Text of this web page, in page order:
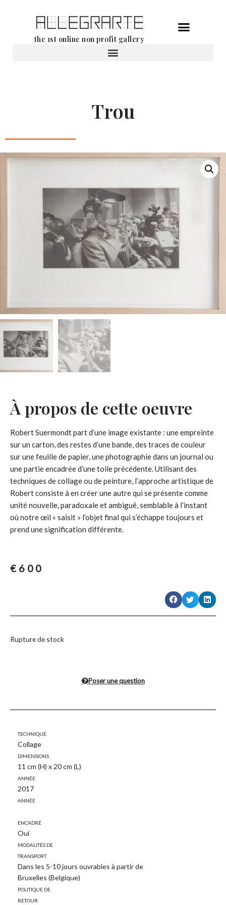
the 1st online non profit gallery
Trou
À propos de cette oeuvre
Robert Suermondt part d’une image existante : une empreinte
sur un carton, des restes d’une bande, des traces de couleur
sur une feuille de papier, une photographie dans un journal ou
une partie encadrée d’une toile précédente. Utilisant des
techniques de collage ou de peinture, l’approche artistique de
Robert consiste à en créer une autre qui se présente comme
unité nouvelle, paradoxale et ambiguë, semblable à l’instant
où notre œil « saisit » l’objet final qui s’échappe toujours et
prend une signification différente.
€ 600
Rupture de stock
Poser une question
Technique
Collage
Dimensions
11 cm (H) x 20 cm (L)
Année
2017
Année
Encadré
Oui
Modalités de
transport
Dans les 5-10 jours ouvrables à partir de
Bruxelles (Belgique)
Politique de
retour